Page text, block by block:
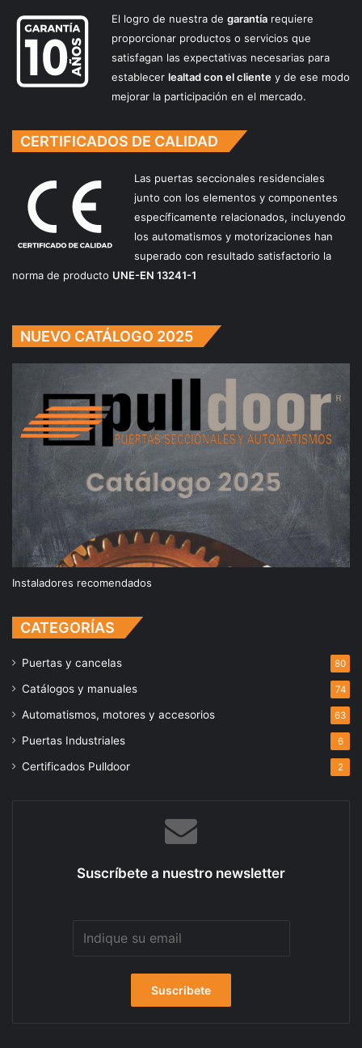
El logro de nuestra de garantíarequiere
proporcionar productos o servicios que
satisfagan las expectativas necesarias para
establecer lealtad con el clientey de ese modo
mejorar la participación en el mercado.
CERTIFICADOS DE CALIDAD
Las puertas seccionales residenciales
junto con los elementos y componentes
específicamente relacionados, incluyendo
los automatismos y motorizaciones han
superado con resultado satisfactorio la
norma de producto UNE-EN 13241-1
NUEVO CATÁLOGO 2025
Instaladores recomendados
CATEGORÍAS
Puertas y cancelas 80
Catálogos y manuales 74
Automatismos, motores y accesorios 63
Puertas Industriales 6
Certificados Pulldoor 2
Suscríbete a nuestro newsletter